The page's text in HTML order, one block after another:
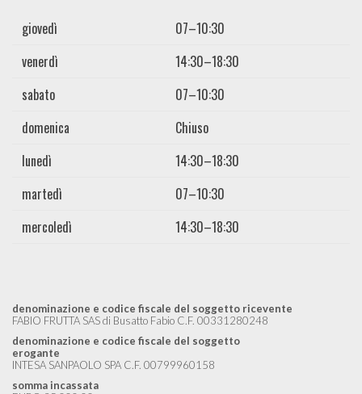
giovedì
07–10:30
venerdì
14:30–18:30
sabato
07–10:30
domenica
Chiuso
lunedì
14:30–18:30
martedì
07–10:30
mercoledì
14:30–18:30
denominazione e codice fiscale del soggetto ricevente
FABIO FRUTTA SAS di Busatto Fabio C.F. 00331280248
denominazione e codice fiscale del soggetto
erogante
INTESA SANPAOLO SPA C.F. 00799960158
somma incassata